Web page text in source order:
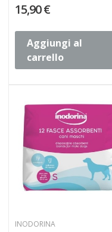
15,90 €
Aggiungi al
carrello
INODORINA